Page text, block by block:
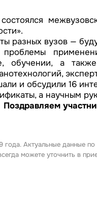
разных вузов —
проблемы
обучении, а
и обсудили 16
а научным
Поздравляем
года. Актуальные данные
можете уточнить в